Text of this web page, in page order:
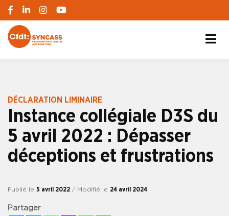
DÉCLARATION LIMINAIRE
Instance collégiale D3S du
5 avril 2022 : Dépasser
déceptions et frustrations
Publié le 5 avril 2022 / Modifié le 24 avril 2024
Partager